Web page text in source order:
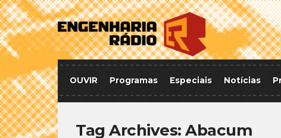
OUVIR Programas Especiais Notícias
Tag Archives: Abacum